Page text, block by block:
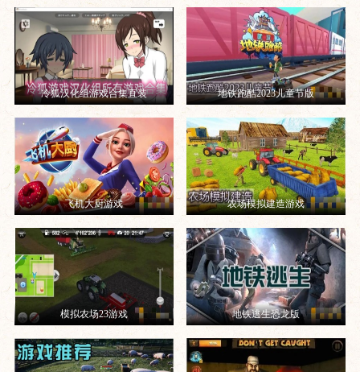
冷狐汉化组游戏合集直装 地铁跑酷2023儿童节版
飞机大厨游戏 农场模拟建造游戏
模拟农场23游戏 地铁逃生恐龙版